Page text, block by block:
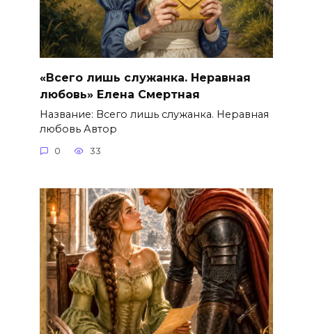
«Всего лишь служанка. Неравная
любовь» Елена Смертная
Название: Всего лишь служанка. Неравная
любовь Автор
0 33